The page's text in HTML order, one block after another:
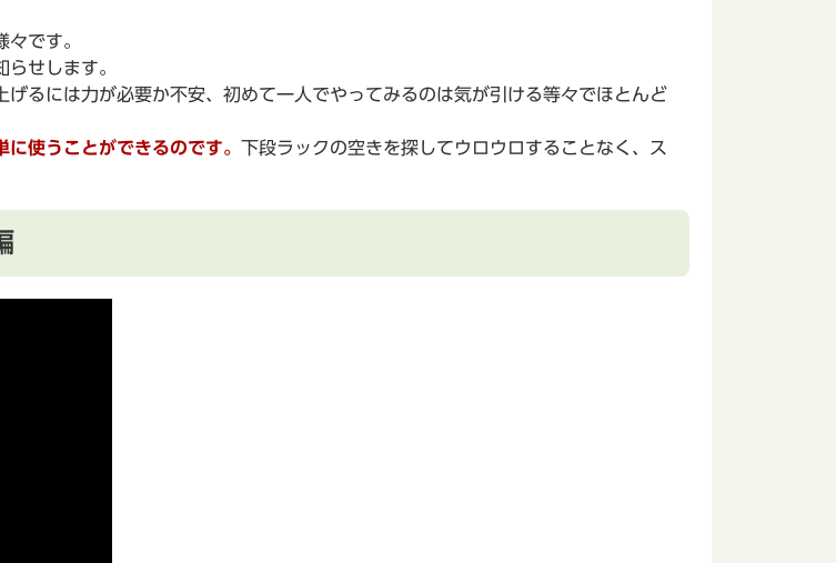
です。
らせします。
るには力が必要か不安、初めて一人でやってみるのは気が引ける等々でほとんど
使うことができるのです。 下段ラックの空きを探してウロウロすることなく、ス